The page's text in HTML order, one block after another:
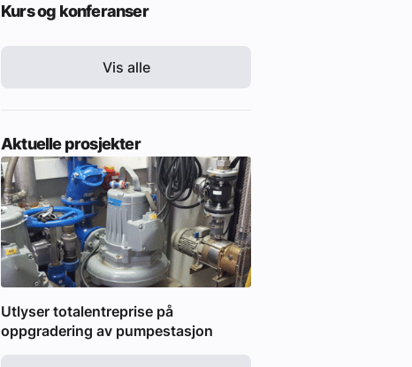
Kurs og konferanser
Vis alle
Aktuelle prosjekter
Utlyser totalentreprise på
oppgradering av pumpestasjon